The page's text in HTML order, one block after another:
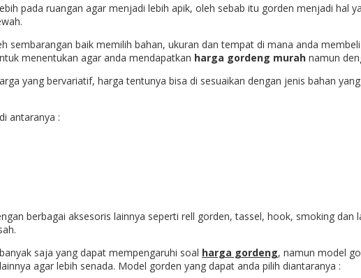
pada ruangan agar menjadi lebih apik, oleh sebab itu gorden menjadi hal
sembarangan baik memilih bahan, ukuran dan tempat di mana anda
menentukan agar anda mendapatkan harga gordeng murah namun
yang bervariatif, harga tentunya bisa di sesuaikan dengan jenis bahan
antaranya :
berbagai aksesoris lainnya seperti rell gorden, tassel, hook, smoking
saja yang dapat mempengaruhi soal harga gordeng, namun model
agar lebih senada. Model gorden yang dapat anda pilih diantaranya :